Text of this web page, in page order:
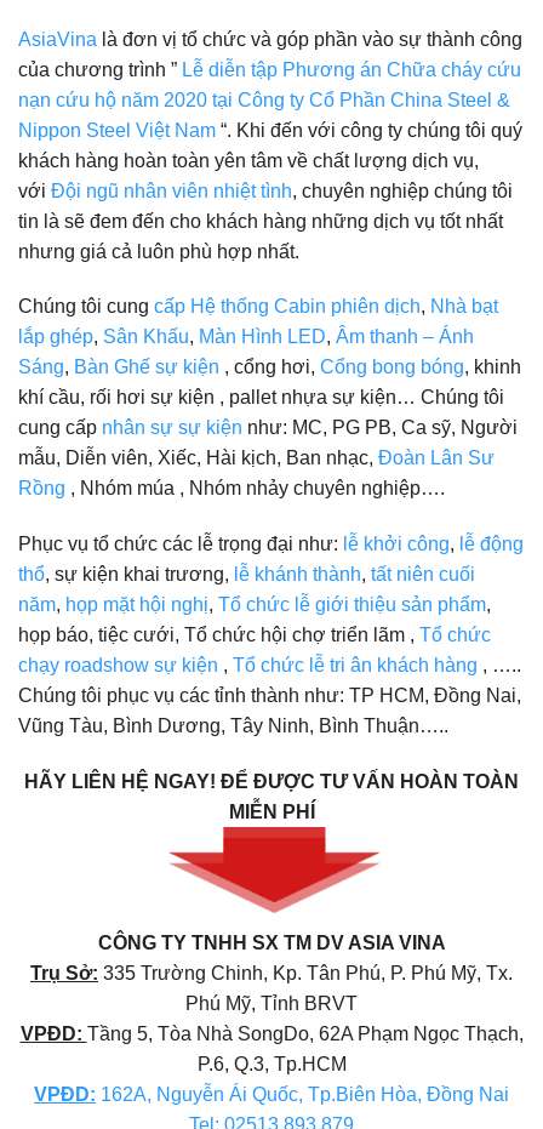
AsiaVina là đơn vị tổ chức và góp phần vào sự thành công
của chương trình ” Lễ diễn tập Phương án Chữa cháy cứu
nạn cứu hộ năm 2020 tại Công ty Cổ Phần China Steel &
Nippon Steel Việt Nam “. Khi đến với công ty chúng tôi quý
khách hàng hoàn toàn yên tâm về chất lượng dịch vụ,
với Đội ngũ nhân viên nhiệt tình, chuyên nghiệp chúng tôi
tin là sẽ đem đến cho khách hàng những dịch vụ tốt nhất
nhưng giá cả luôn phù hợp nhất.
Chúng tôi cung cấp Hệ thống Cabin phiên dịch, Nhà bạt
lắp ghép, Sân Khấu, Màn Hình LED, Âm thanh – Ánh
Sáng, Bàn Ghế sự kiện , cổng hơi, Cổng bong bóng, khinh
khí cầu, rối hơi sự kiện , pallet nhựa sự kiện… Chúng tôi
cung cấp nhân sự sự kiện như: MC, PG PB, Ca sỹ, Người
mẫu, Diễn viên, Xiếc, Hài kịch, Ban nhạc, Đoàn Lân Sư
Rồng , Nhóm múa , Nhóm nhảy chuyên nghiệp….
Phục vụ tổ chức các lễ trọng đại như: lễ khởi công, lễ động
thổ, sự kiện khai trương, lễ khánh thành, tất niên cuối
năm, họp mặt hội nghị, Tổ chức lễ giới thiệu sản phẩm,
họp báo, tiệc cưới, Tổ chức hội chợ triển lãm , Tổ chức
chạy roadshow sự kiện , Tổ chức lễ tri ân khách hàng , …..
Chúng tôi phục vụ các tỉnh thành như: TP HCM, Đồng Nai,
Vũng Tàu, Bình Dương, Tây Ninh, Bình Thuận…..
HÃY LIÊN HỆ NGAY! ĐỂ ĐƯỢC TƯ VẤN HOÀN TOÀN
MIỄN PHÍ
CÔNG TY TNHH SX TM DV ASIA VINA
Trụ Sở: 335 Trường Chinh, Kp. Tân Phú, P. Phú Mỹ, Tx.
Phú Mỹ, Tỉnh BRVT
VPĐD: Tầng 5, Tòa Nhà SongDo, 62A Phạm Ngọc Thạch,
P.6, Q.3, Tp.HCM
VPĐD: 162A, Nguyễn Ái Quốc, Tp.Biên Hòa, Đồng Nai